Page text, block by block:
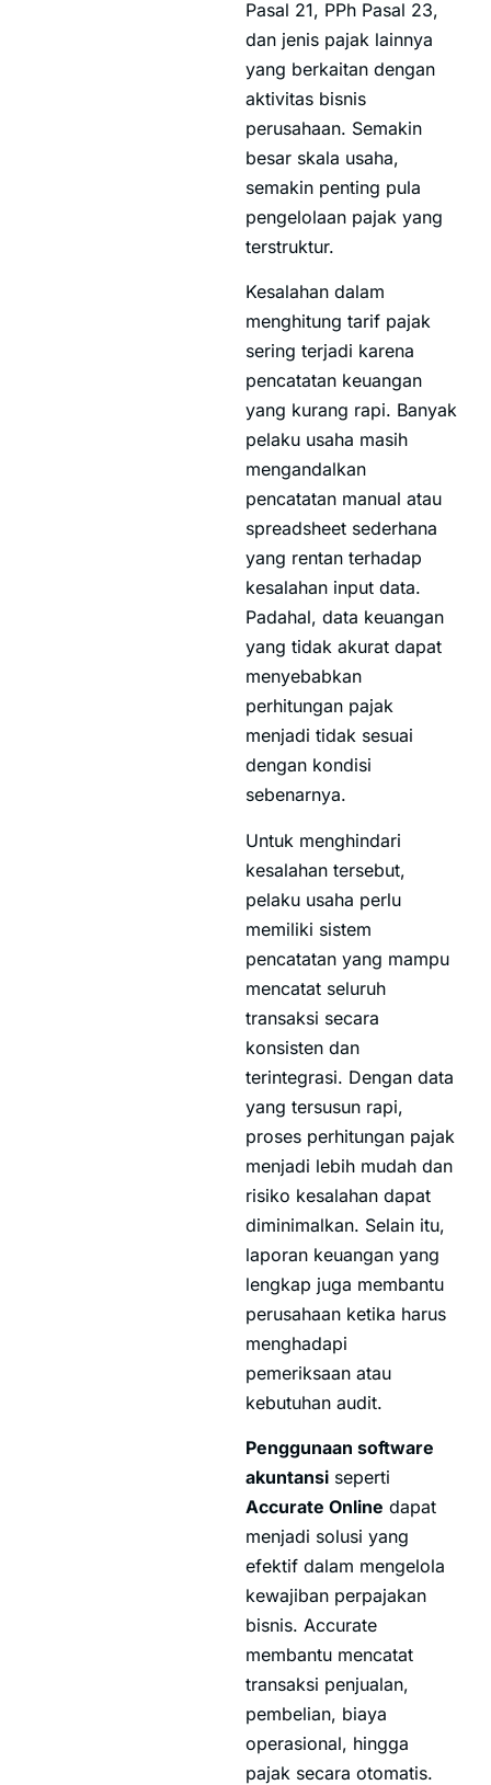
Pasal 21, PPh Pasal 23,
dan jenis pajak lainnya
yang berkaitan dengan
aktivitas bisnis
perusahaan. Semakin
besar skala usaha,
semakin penting pula
pengelolaan pajak yang
terstruktur.
Kesalahan dalam
menghitung tarif pajak
sering terjadi karena
pencatatan keuangan
yang kurang rapi. Banyak
pelaku usaha masih
mengandalkan
pencatatan manual atau
spreadsheet sederhana
yang rentan terhadap
kesalahan input data.
Padahal, data keuangan
yang tidak akurat dapat
menyebabkan
perhitungan pajak
menjadi tidak sesuai
dengan kondisi
sebenarnya.
Untuk menghindari
kesalahan tersebut,
pelaku usaha perlu
memiliki sistem
pencatatan yang mampu
mencatat seluruh
transaksi secara
konsisten dan
terintegrasi. Dengan data
yang tersusun rapi,
proses perhitungan pajak
menjadi lebih mudah dan
risiko kesalahan dapat
diminimalkan. Selain itu,
laporan keuangan yang
lengkap juga membantu
perusahaan ketika harus
menghadapi
pemeriksaan atau
kebutuhan audit.
Penggunaan software
akuntansi seperti
Accurate Online dapat
menjadi solusi yang
efektif dalam mengelola
kewajiban perpajakan
bisnis. Accurate
membantu mencatat
transaksi penjualan,
pembelian, biaya
operasional, hingga
pajak secara otomatis.